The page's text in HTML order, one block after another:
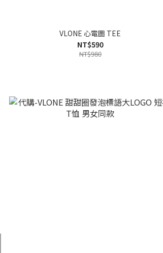
VLONE 心電圖 TEE
NT$590
NT$980